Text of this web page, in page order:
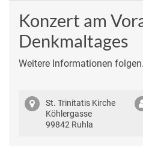
Konzert am
Denkmaltages
Weitere Informationen folgen.
St. Trinitatis Kirche
Köhlergasse
99842 Ruhla